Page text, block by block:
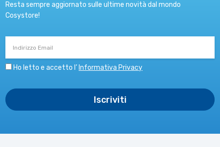
Resta sempre aggiornato sulle ultime novità dal mondo
Cosystore!
Ho letto e accetto l’ Informativa Privacy